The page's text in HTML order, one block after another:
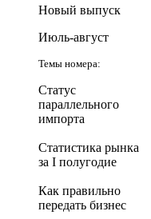
Новый выпуск
Июль-август
Темы номера:
Статус
параллельного
импорта
Статистика рынка
за I полугодие
Как правильно
передать бизнес